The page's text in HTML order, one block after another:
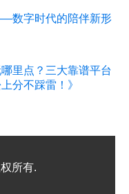
数字时代的陪伴新形
哪里点？三大靠谱平台
分不踩雷！》
所有.